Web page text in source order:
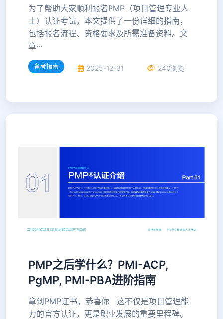
为了帮助大家顺利报名PMP（项目管理专业人
士）认证考试，本文提供了一份详细的指南，
包括报名流程、资格要求及所需准备资料。文
章···
备考指南 2025-12-31 240浏览
PMP之后学什么？PMI-ACP,
PgMP, PMI-PBA进阶指南
拿到PMP证书，恭喜你！这不仅是项目管理能
力的官方认证，更是职业发展的重要里程碑。